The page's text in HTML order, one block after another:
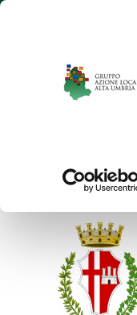
Salta